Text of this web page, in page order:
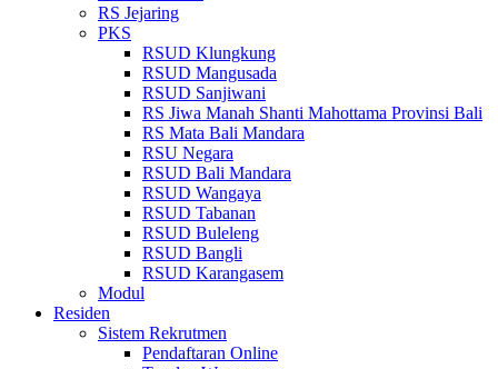
RS Jejaring
PKS
RSUD Klungkung
RSUD Mangusada
RSUD Sanjiwani
RS Jiwa Manah Shanti Mahottama Provinsi Bali
RS Mata Bali Mandara
RSU Negara
RSUD Bali Mandara
RSUD Wangaya
RSUD Tabanan
RSUD Buleleng
RSUD Bangli
RSUD Karangasem
Modul
Residen
Sistem Rekrutmen
Pendaftaran Online